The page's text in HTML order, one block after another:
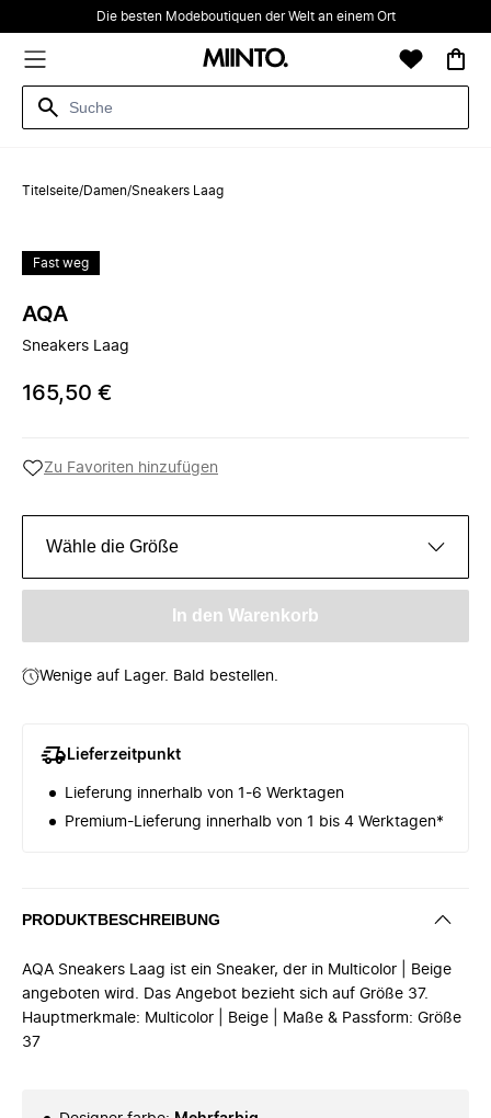
Die besten Modeboutiquen der Welt an einem Ort
Titelseite/Damen/Sneakers Laag
Fast weg
AQA
Sneakers Laag
165,50 €
Zu Favoriten hinzufügen
Wähle die Größe
In den Warenkorb
Wenige auf Lager. Bald bestellen.
Lieferzeitpunkt
Lieferung innerhalb von 1-6 Werktagen
Premium-Lieferung innerhalb von 1 bis 4 Werktagen*
PRODUKTBESCHREIBUNG
AQA Sneakers Laag ist ein Sneaker, der in Multicolor | Beige
angeboten wird. Das Angebot bezieht sich auf Größe 37.
Hauptmerkmale: Multicolor | Beige | Maße & Passform: Größe
37